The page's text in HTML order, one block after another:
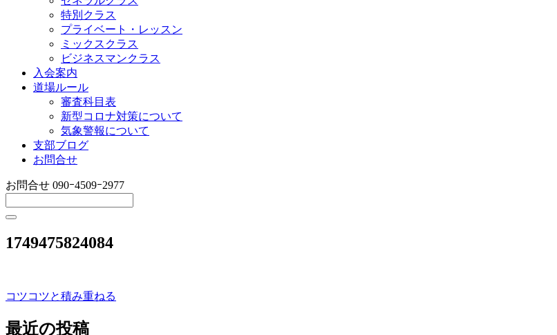
特別クラス
プライベート・レッスン
ミックスクラス
ビジネスマンクラス
入会案内
道場ルール
審査科目表
新型コロナ対策について
気象警報について
支部ブログ
お問合せ
お問合せ 090ｰ4509ｰ2977
1749475824084
投
稿
コツコツと積み重ねる
最近の投稿